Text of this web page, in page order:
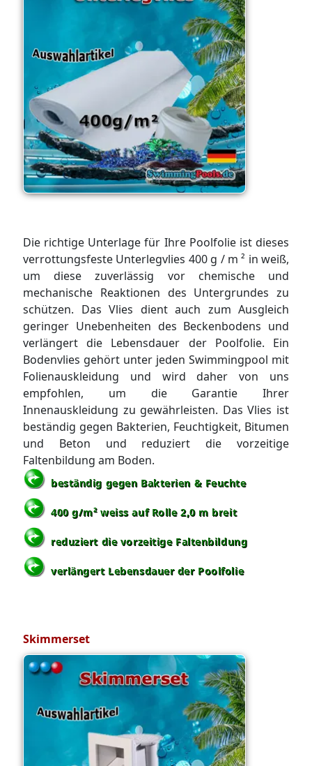
Die richtige Unterlage für Ihre Poolfolie ist dieses
verrottungsfeste Unterlegvlies 400 g / m ² in weiß,
um diese zuverlässig vor chemische und
mechanische Reaktionen des Untergrundes zu
schützen. Das Vlies dient auch zum Ausgleich
geringer Unebenheiten des Beckenbodens und
verlängert die Lebensdauer der Poolfolie. Ein
Bodenvlies gehört unter jeden Swimmingpool mit
Folienauskleidung und wird daher von uns
empfohlen, um die Garantie Ihrer
Innenauskleidung zu gewährleisten. Das Vlies ist
beständig gegen Bakterien, Feuchtigkeit, Bitumen
und Beton und reduziert die vorzeitige
Faltenbildung am Boden.
beständig gegen Bakterien & Feuchte
400 g/m² weiss auf Rolle 2,0 m breit
reduziert die vorzeitige Faltenbildung
verlängert Lebensdauer der Poolfolie
Skimmerset